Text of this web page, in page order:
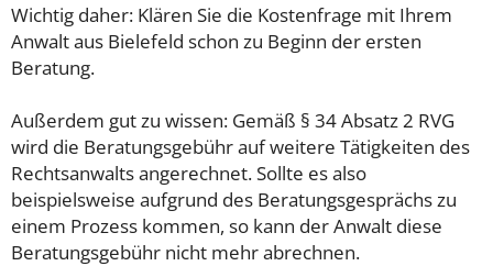
Wichtig daher: Klären Sie die Kostenfrage mit Ihrem
Anwalt aus Bielefeld schon zu Beginn der ersten
Beratung.
Außerdem gut zu wissen: Gemäß § 34 Absatz 2 RVG
wird die Beratungsgebühr auf weitere Tätigkeiten des
Rechtsanwalts angerechnet. Sollte es also
beispielsweise aufgrund des Beratungsgesprächs zu
einem Prozess kommen, so kann der Anwalt diese
Beratungsgebühr nicht mehr abrechnen.